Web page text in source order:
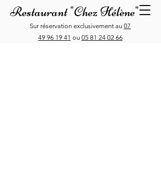
Restaurant "Chez Hélène"
Sur réservation exclusivement au 07
49 96 19 41 ou 05 81 24 02 66